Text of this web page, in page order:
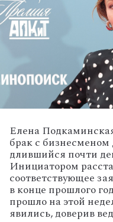
Елена
бракс бизнесменом
длившийся почти
Инициатором
соответствующее
вконце прошлого
прошлонаэтой
явились,доверив